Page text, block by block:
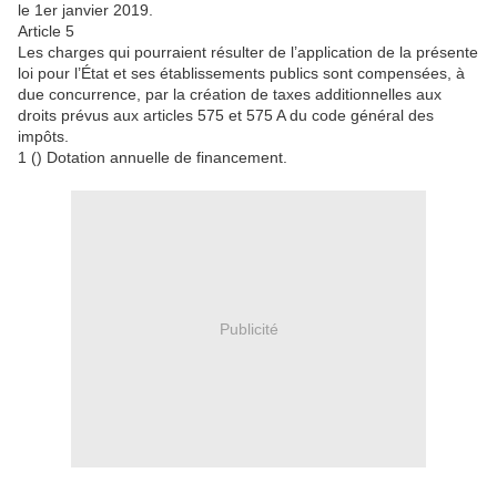
le 1er janvier 2019.
Article 5
Les charges qui pourraient résulter de l’application de la présente
loi pour l’État et ses établissements publics sont compensées, à
due concurrence, par la création de taxes additionnelles aux
droits prévus aux articles 575 et 575 A du code général des
impôts.
1 () Dotation annuelle de financement.
Publicité